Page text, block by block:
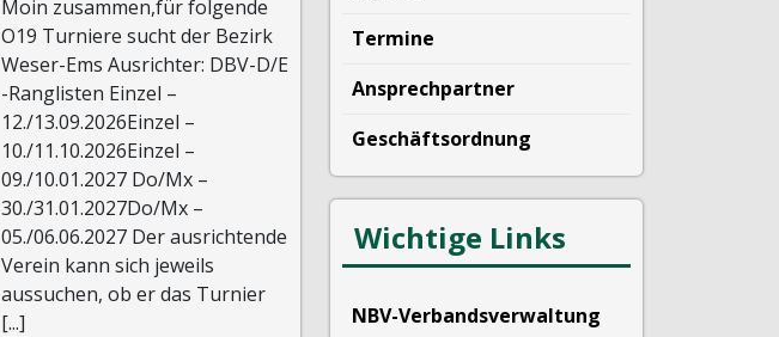
Moin zusammen,für folgende
O19 Turniere sucht der Bezirk
Weser-Ems Ausrichter: DBV-D/E
-Ranglisten Einzel –
12./13.09.2026Einzel –
10./11.10.2026Einzel –
09./10.01.2027 Do/Mx –
30./31.01.2027Do/Mx –
05./06.06.2027 Der ausrichtende
Verein kann sich jeweils
aussuchen, ob er das Turnier
[...]
Termine
Ansprechpartner
Geschäftsordnung
Wichtige Links
NBV-Verbandsverwaltung